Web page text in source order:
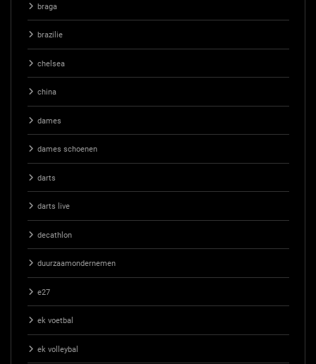
braga
brazilie
chelsea
china
dames
dames schoenen
darts
darts live
decathlon
duurzaamondernemen
e27
ek voetbal
ek volleybal